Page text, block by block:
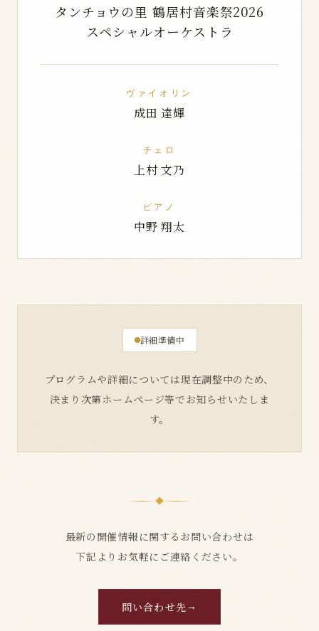
タンチョウの里 鶴居村音楽祭2026
スペシャルオーケストラ
ヴァイオリン
成田 達輝
チェロ
上村 文乃
ピアノ
中野 翔太
詳細準備中
プログラムや詳細については現在調整中のため、
決まり次第ホームページ等でお知らせいたしま
す。
最新の開催情報に関するお問い合わせは
下記よりお気軽にご連絡ください。
問い合わせ先→